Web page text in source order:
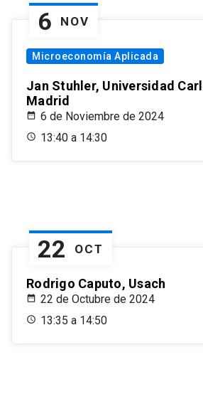
6 NOV
Microeconomía Aplicada
Jan Stuhler, Universidad
Madrid
6 de Noviembre de 2024
13:40 a 14:30
22 OCT
Rodrigo Caputo, Usach
22 de Octubre de 2024
13:35 a 14:50